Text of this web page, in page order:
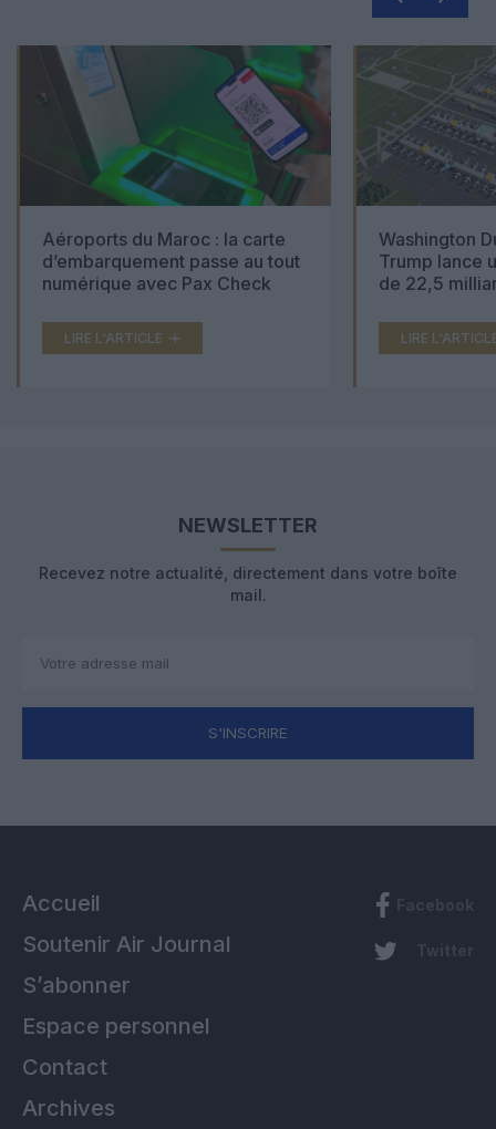
Aéroports du Maroc : la carte
d’embarquement passe au tout
numérique avec Pax Check
LIRE L'ARTICLE
Washington
Trump lance
de 22,5
LIRE
NEWSLETTER
Recevez notre actualité, directement dans votre boîte
mail.
S'INSCRIRE
Accueil
Soutenir Air Journal
S’abonner
Espace personnel
Contact
Archives